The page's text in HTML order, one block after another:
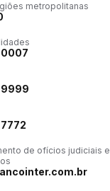
metropolitanas
de ofícios judiciais e